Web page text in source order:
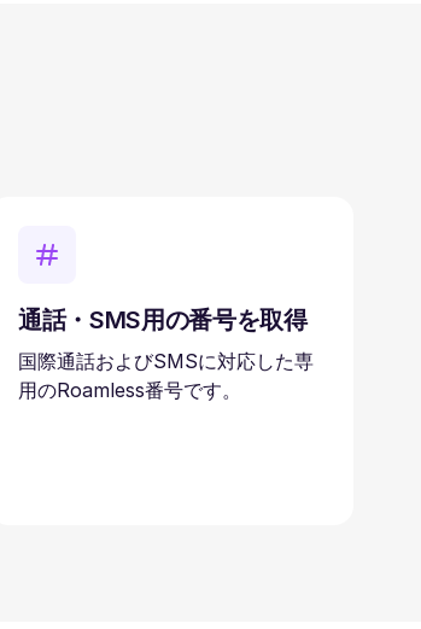
通話・SMS用の番号を取得
国際通話およびSMSに対応した専
用のRoamless番号です。